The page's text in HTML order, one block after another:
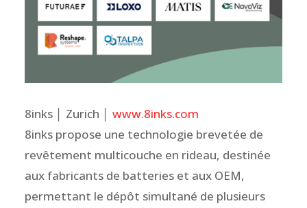
8inks │ Zurich │ www.8inks.com
8inks propose une technologie brevetée de
revêtement multicouche en rideau, destinée
aux fabricants de batteries et aux OEM,
permettant le dépôt simultané de plusieurs